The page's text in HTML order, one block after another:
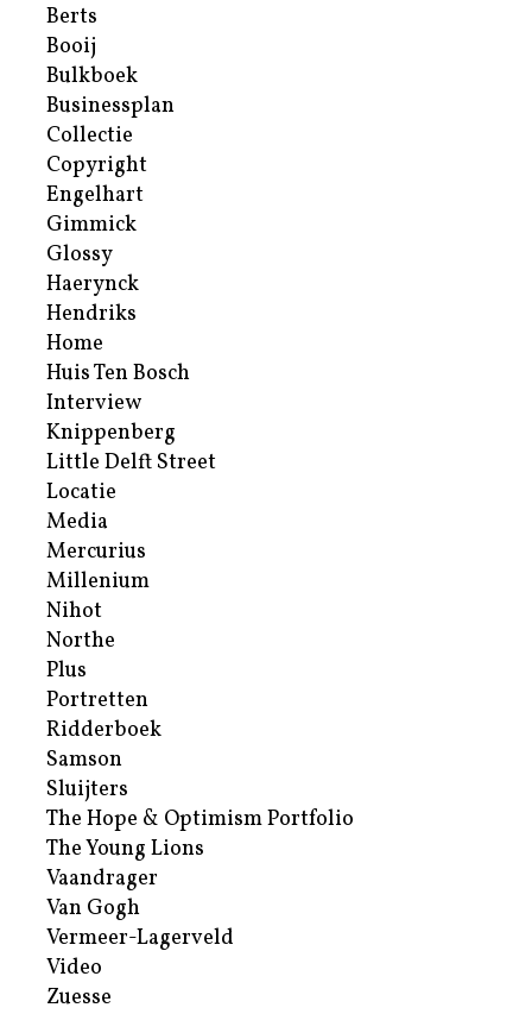
Berts
Booij
Bulkboek
Businessplan
Collectie
Copyright
Engelhart
Gimmick
Glossy
Haerynck
Hendriks
Home
Huis Ten Bosch
Interview
Knippenberg
Little Delft Street
Locatie
Media
Mercurius
Millenium
Nihot
Northe
Plus
Portretten
Ridderboek
Samson
Sluijters
The Hope & Optimism Portfolio
The Young Lions
Vaandrager
Van Gogh
Vermeer-Lagerveld
Video
Zuesse